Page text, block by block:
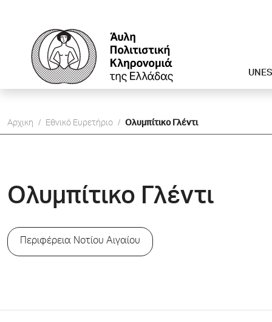
Αρχικη / Εθνικό Ευρετήριο / Oλυμπίτικο Γλέντι
Oλυμπίτικο Γλέντι
Περιφέρεια Νοτίου Αιγαίου